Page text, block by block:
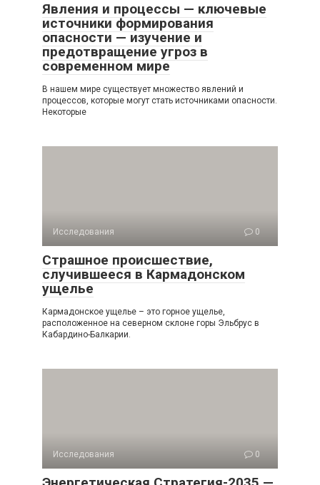
Явления и процессы — ключевые
источники формирования
опасности — изучение и
предотвращение угроз в
современном мире
В нашем мире существует множество явлений и
процессов, которые могут стать источниками опасности.
Некоторые
Исследования 0
Страшное происшествие,
случившееся в Кармадонском
ущелье
Кармадонское ущелье – это горное ущелье,
расположенное на северном склоне горы Эльбрус в
Кабардино-Балкарии.
Исследования 0